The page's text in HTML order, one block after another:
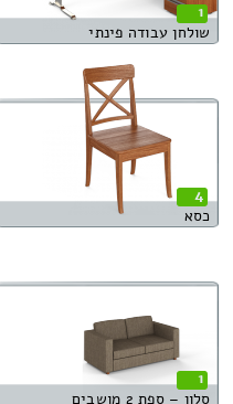
1
שולחן עבודה פינתי
4
כסא
1
סלון – ספת 2 מושבים